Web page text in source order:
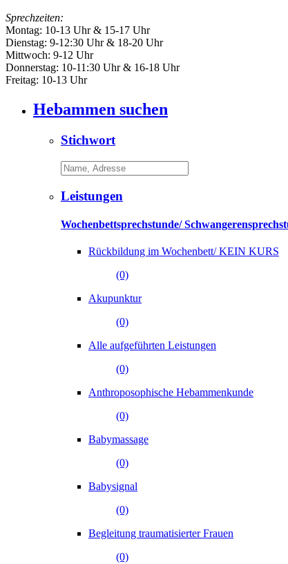
Sprechzeiten:
Montag: 10-13 Uhr & 15-17 Uhr
Dienstag: 9-12:30 Uhr & 18-20 Uhr
Mittwoch: 9-12 Uhr
Donnerstag: 10-11:30 Uhr & 16-18 Uhr
Freitag: 10-13 Uhr
Hebammen suchen
Stichwort
Leistungen
Wochenbettsprechstunde/
Rückbildung im Wochenbett/ KEIN KURS
(0)
Akupunktur
(0)
Alle aufgeführten Leistungen
(0)
Anthroposophische Hebammenkunde
(0)
Babymassage
(0)
Babysignal
(0)
Begleitung traumatisierter Frauen
(0)